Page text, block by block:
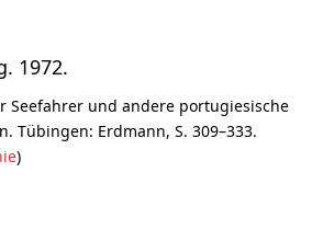
1972.
Seefahrer und andere portugiesische
Tübingen: Erdmann, S. 309–333.
)